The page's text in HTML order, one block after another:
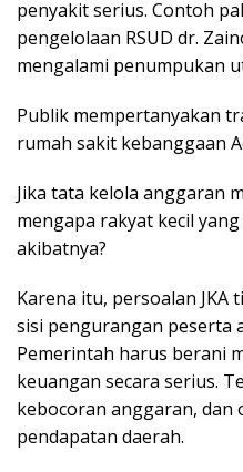
penyakit serius. Contoh
pengelolaan RSUD dr.
mengalami penumpukan
Publik mempertanyakan
rumah sakit kebanggaan
Jika tata kelola anggaran
mengapa rakyat kecil
akibatnya?
Karena itu, persoalan JKA
sisi pengurangan peserta
Pemerintah harus berani
keuangan secara serius.
kebocoran anggaran,
pendapatan daerah.